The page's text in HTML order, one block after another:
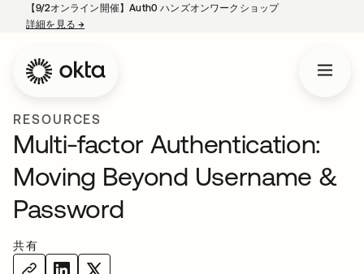
【9/2オンライン開催】Auth0 ハンズオンワークショップ
詳細を見る→
RESOURCES
Multi-factor Authentication:
Moving Beyond Username &
Password
共有